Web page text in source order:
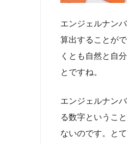
エンジェルナン
算出することが
くとも自然と自
とですね。
エンジェルナン
る数字というこ
ないのです。と